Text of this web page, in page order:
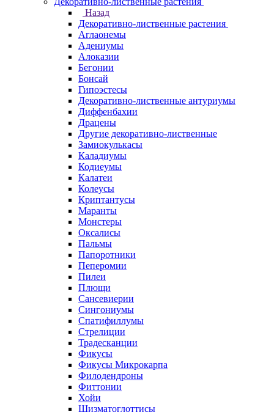
Назад
Декоративно-лиственные растения
Аглаонемы
Адениумы
Алоказии
Бегонии
Бонсай
Гипоэстесы
Декоративно-лиственные антуриумы
Диффенбахии
Драцены
Другие декоративно-лиственные
Замиокулькасы
Каладиумы
Кодиеумы
Калатеи
Колеусы
Криптантусы
Маранты
Монстеры
Оксалисы
Пальмы
Папоротники
Пеперомии
Пилеи
Плющи
Сансевиерии
Сингониумы
Спатифиллумы
Стрелиции
Традесканции
Фикусы
Фикусы Микрокарпа
Филодендроны
Фиттонии
Хойи
Шизматоглоттисы